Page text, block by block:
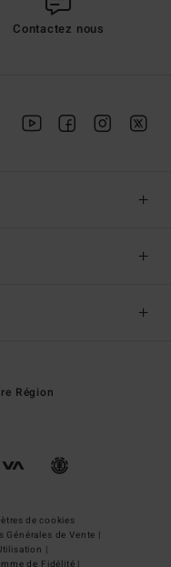
Contactez nous
Région
de cookies
Générales de Vente |
|